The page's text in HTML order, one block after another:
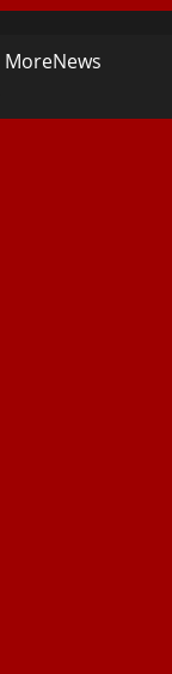
MoreNews